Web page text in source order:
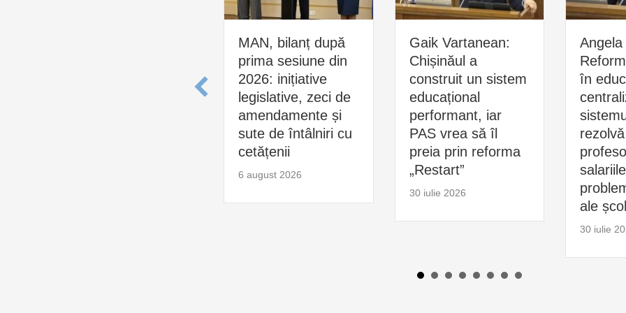
MAN, bilanț după
prima sesiune din
2026: inițiative
legislative, zeci de
amendamente și
sute de întâlniri cu
cetățenii
6 august 2026
Gaik Vartanean:
Chișinăul a
construit un sistem
educațional
performant, iar
PAS vrea să îl
preia prin reforma
„Restart”
30 iulie 2026
în
ale
30 iulie